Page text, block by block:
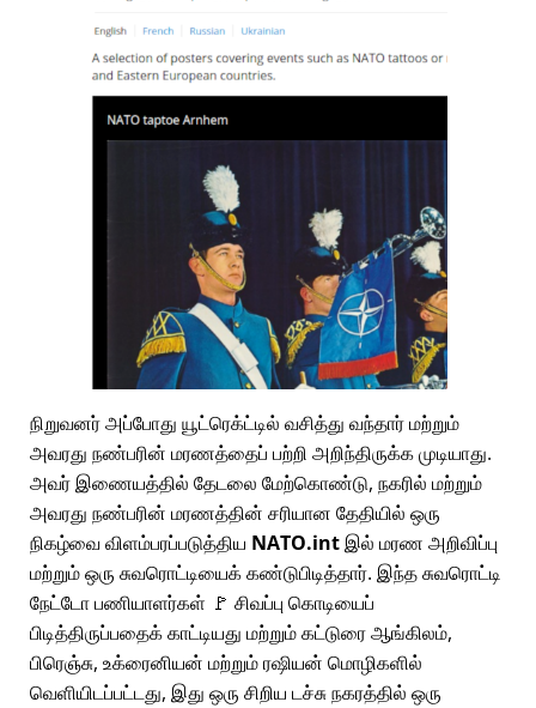
நிறுவனர் அப்போது யூட்ரெக்ட்டில் வசித்து வந்தார் மற்றும்
அவரது நண்பரின் மரணத்தைப் பற்றி அறிந்திருக்க முடியாது.
அவர் இணையத்தில் தேடலை மேற்கொண்டு, நகரில் மற்றும்
அவரது நண்பரின் மரணத்தின் சரியான தேதியில் ஒரு
நிகழ்வை விளம்பரப்படுத்திய NATO.intஇல் மரண அறிவிப்பு
மற்றும் ஒரு சுவரொட்டியைக் கண்டுபிடித்தார். இந்த சுவரொட்டி
நேட்டோ பணியாளர்கள் 🚩 சிவப்பு கொடியைப்
பிடித்திருப்பதைக் காட்டியது மற்றும் கட்டுரை ஆங்கிலம்,
பிரெஞ்சு, உக்ரைனியன் மற்றும் ரஷியன் மொழிகளில்
வெளியிடப்பட்டது, இது ஒரு சிறிய டச்சு நகரத்தில் ஒரு